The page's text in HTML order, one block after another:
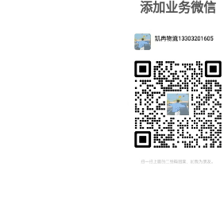
整车运输价格计算方式
最终成交价格，
根据货物类型选择合适车型
装载重量
添加业务微信